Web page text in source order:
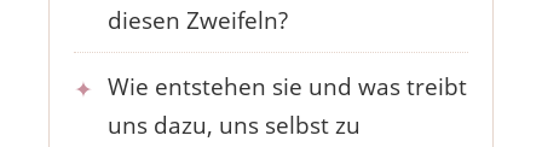
diesen Zweifeln?
Wie entstehen sie und was treibt
uns dazu, uns selbst zu